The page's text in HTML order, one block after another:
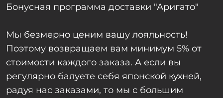
Бонусная программа доставки "Аригато"
Мы безмерно ценим вашу лояльность!
Поэтому возвращаем вам минимум 5% от
стоимости каждого заказа. А если вы
регулярно балуете себя японской кухней,
радуя нас заказами, то мы с большим